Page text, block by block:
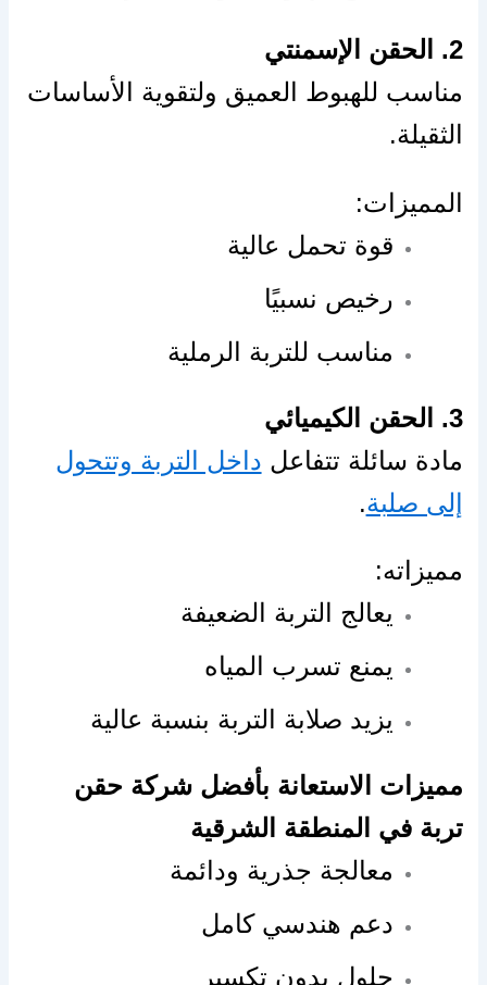
2. الحقن الإسمنتي
مناسب للهبوط العميق ولتقوية الأساسات
الثقيلة.
المميزات:
قوة تحمل عالية
رخيص نسبيًا
مناسب للتربة الرملية
3. الحقن الكيميائي
مادة سائلة تتفاعل داخل التربة وتتحول
إلى صلبة.
مميزاته:
يعالج التربة الضعيفة
يمنع تسرب المياه
يزيد صلابة التربة بنسبة عالية
مميزات الاستعانة بأفضل شركة حقن
تربة في المنطقة الشرقية
معالجة جذرية ودائمة
دعم هندسي كامل
حلول بدون تكسير